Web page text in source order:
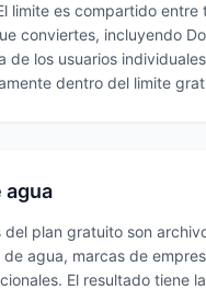
limite es compartido entre
conviertes, incluyendo
de los usuarios
dentro del limite
agua
plan gratuito son
de agua, marcas de
El resultado tiene